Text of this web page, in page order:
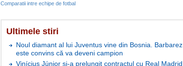
Comparatii intre echipe de fotbal
Ultimele stiri
Noul diamant al lui Juventus vine din Bosnia. Barbarez
este convins că va deveni campion
Vinícius Júnior și-a prelungit contractul cu Real Madrid